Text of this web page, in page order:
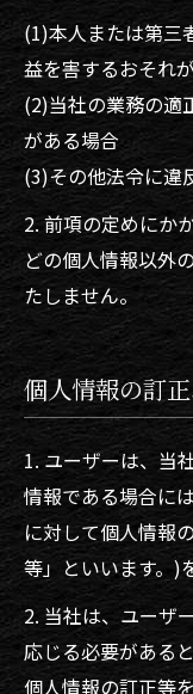
(1)本人または第三
益を害するおそれ
(2)当社の業務の適
がある場合
(3)その他法令に違
2. 前項の定めにか
どの個人情報以外
たしません。
個人情報の訂
1. ユーザーは、当
情報である場合に
に対して個人情報
等」といいます。)
2. 当社は、ユーザ
応じる必要がある
個人情報の訂正等